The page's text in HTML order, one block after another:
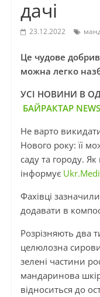
дачі
23.12.2022
Це чудове
можна легко
УСІ НОВИНИ В
БАЙРАКТАР NEWS
Не варто
Нового року: її
саду та городу.
інформує
Фахівці
додавати в
Розрізняють два
целюлозна
зелені частини
мандаринова
відноситься до